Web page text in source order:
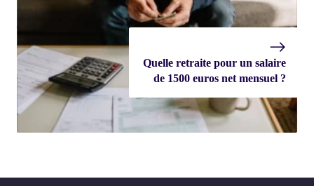
Quelle retraite pour un salaire
de 1500 euros net mensuel ?